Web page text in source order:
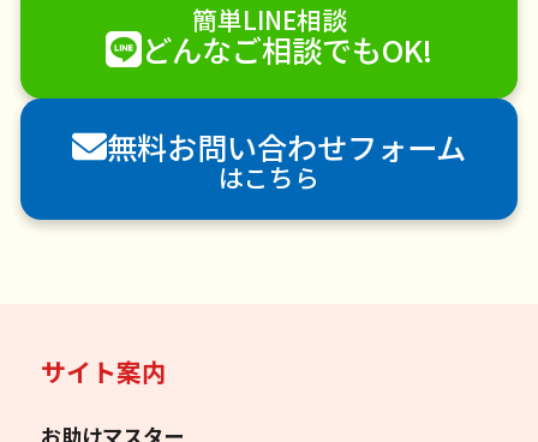
雪かき・雪下ろし
電球交換
襖（ふすま）の張替え
空き家管理
各種代行
害獣駆除
防草シート施工
ナメクジ駆除
害虫駆除
簡単LINE相談
どんなご相談でもOK!
無料お問い合わせフォーム
はこちら
サイト案内
お助けマスター